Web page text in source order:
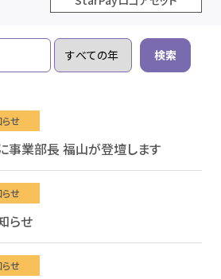
せ
事業部長 福山が登壇します
せ
らせ
せ